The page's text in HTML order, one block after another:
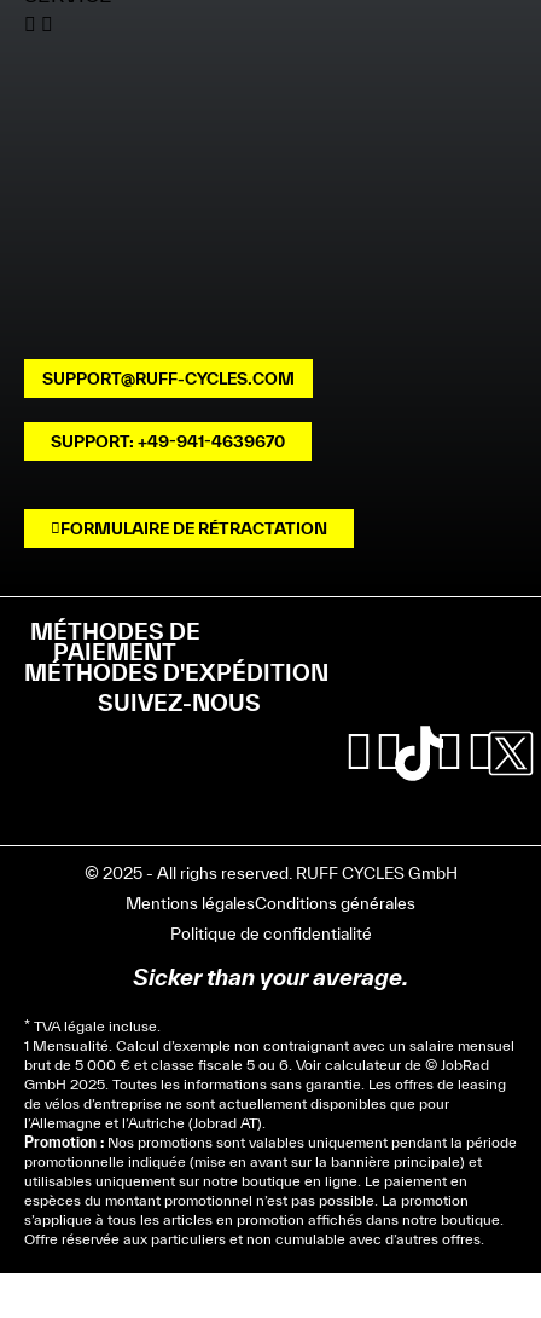
SUPPORT@RUFF-CYCLES.COM
SUPPORT: +49-941-4639670
FORMULAIRE DE RÉTRACTATION
MÉTHODES DE
PAIEMENT
MÉTHODES D'EXPÉDITION
SUIVEZ-NOUS
© 2025 - All righs reserved. RUFF CYCLES GmbH
Mentions légalesConditions générales
Politique de confidentialité
Sicker than your average.
* TVA légale incluse.
1 Mensualité. Calcul d’exemple non contraignant avec un salaire mensuel
brut de 5 000 € et classe fiscale 5 ou 6. Voir calculateur de © JobRad
GmbH 2025. Toutes les informations sans garantie. Les offres de leasing
de vélos d’entreprise ne sont actuellement disponibles que pour
l’Allemagne et l’Autriche (Jobrad AT).
Promotion : Nos promotions sont valables uniquement pendant la période
promotionnelle indiquée (mise en avant sur la bannière principale) et
utilisables uniquement sur notre boutique en ligne. Le paiement en
espèces du montant promotionnel n’est pas possible. La promotion
s’applique à tous les articles en promotion affichés dans notre boutique.
Offre réservée aux particuliers et non cumulable avec d’autres offres.